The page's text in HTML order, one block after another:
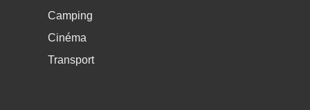
Camping
Cinéma
Transport